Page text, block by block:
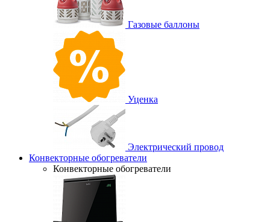
Газовые баллоны
Уценка
Электрический провод
Конвекторные обогреватели
Конвекторные обогреватели